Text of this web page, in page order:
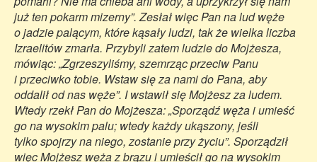
już ten pokarm mizerny”. Zesłał więc Pan na lud węże
o jadzie palącym, które kąsały ludzi, tak że wielka liczba
Izraelitów zmarła. Przybyli zatem ludzie do Mojżesza,
mówiąc: „Zgrzeszyliśmy, szemrząc przeciw Panu
i przeciwko tobie. Wstaw się za nami do Pana, aby
oddalił od nas węże”. I wstawił się Mojżesz za ludem.
Wtedy rzekł Pan do Mojżesza: „Sporządź węża i umieść
go na wysokim palu; wtedy każdy ukąszony, jeśli
tylko spojrzy na niego, zostanie przy życiu”. Sporządził
więc Mojżesz węża z brązu i umieścił go na wysokim